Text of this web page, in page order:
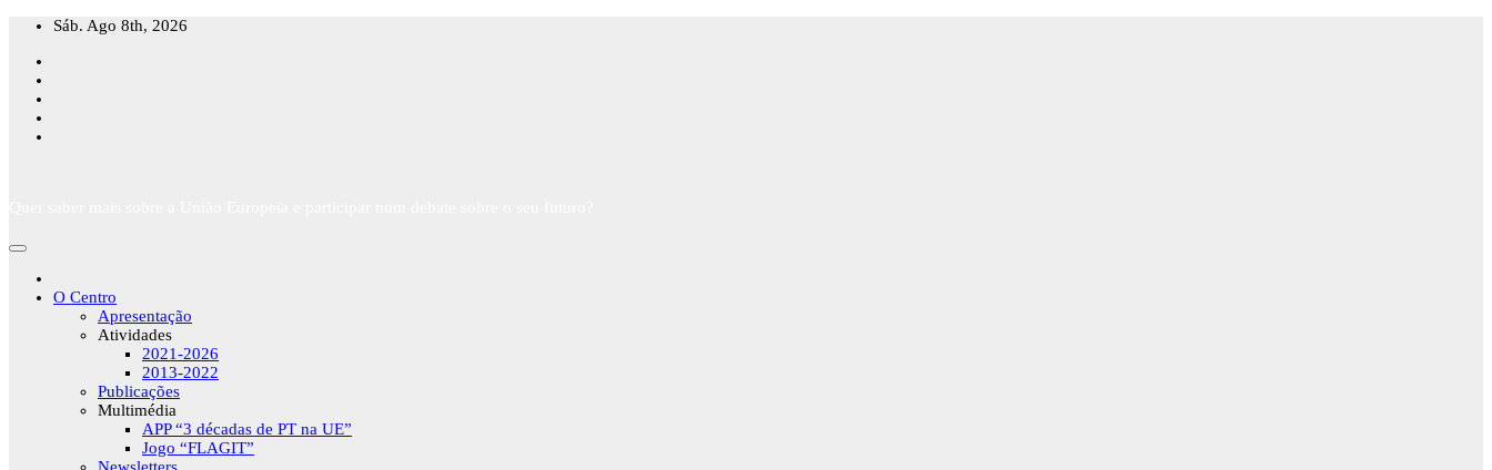
Skip
content
Sáb. Ago 8th, 2026
O Centro
Apresentação
Atividades
2021-2026
2013-2022
Publicações
Multimédia
APP “3 décadas de PT na UE”
Jogo “FLAGIT”